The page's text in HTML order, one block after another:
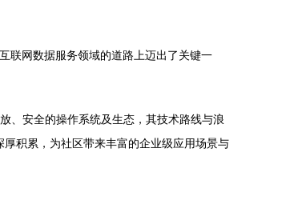
联网数据服务领域的道路上迈出了关键一
、安全的操作系统及生态，其技术路线与浪
积累，为社区带来丰富的企业级应用场景与